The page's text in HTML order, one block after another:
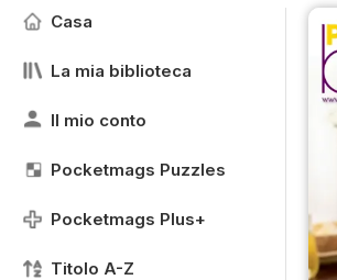
Casa
La mia biblioteca
Il mio conto
Pocketmags Puzzles
Pocketmags Plus+
Titolo A-Z